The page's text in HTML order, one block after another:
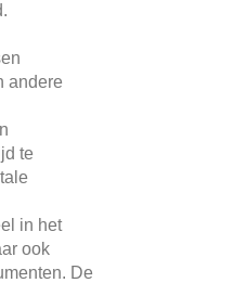
andere
te
in het
ook
De